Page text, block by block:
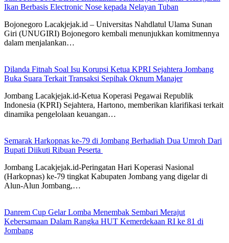
Ikan Berbasis Electronic Nose kepada Nelayan Tuban
Bojonegoro Lacakjejak.id – Universitas Nahdlatul Ulama Sunan
Giri (UNUGIRI) Bojonegoro kembali menunjukkan komitmennya
dalam menjalankan…
Dilanda Fitnah Soal Isu Korupsi Ketua KPRI Sejahtera Jombang
Buka Suara Terkait Transaksi Sepihak Oknum Manajer
Jombang Lacakjejak.id-Ketua Koperasi Pegawai Republik
Indonesia (KPRI) Sejahtera, Hartono, memberikan klarifikasi terkait
dinamika pengelolaan keuangan…
Semarak Harkopnas ke-79 di Jombang Berhadiah Dua Umroh Dari
Bupati Diikuti Ribuan Peserta
Jombang Lacakjejak.id-Peringatan Hari Koperasi Nasional
(Harkopnas) ke-79 tingkat Kabupaten Jombang yang digelar di
Alun-Alun Jombang,…
Danrem Cup Gelar Lomba Menembak Sembari Merajut
Kebersamaan Dalam Rangka HUT Kemerdekaan RI ke 81 di
Jombang